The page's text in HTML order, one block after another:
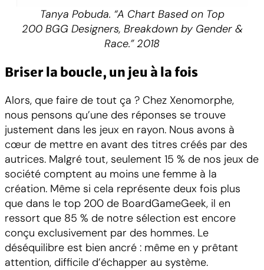
Tanya Pobuda. “A Chart Based on Top
200 BGG Designers, Breakdown by Gender &
Race.” 2018
Briser la boucle, un jeu à la fois
Alors, que faire de tout ça ? Chez Xenomorphe,
nous pensons qu’une des réponses se trouve
justement dans les jeux en rayon. Nous avons à
cœur de mettre en avant des titres créés par des
autrices. Malgré tout, seulement 15 % de nos jeux de
société comptent au moins une femme à la
création. Même si cela représente deux fois plus
que dans le top 200 de BoardGameGeek, il en
ressort que 85 % de notre sélection est encore
conçu exclusivement par des hommes. Le
déséquilibre est bien ancré : même en y prêtant
attention, difficile d’échapper au système.